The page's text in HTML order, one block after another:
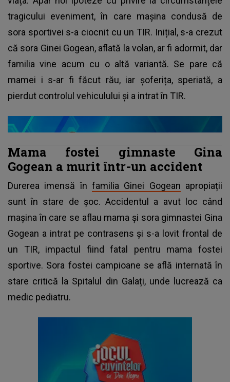
tragicului eveniment, în care mașina condusă de
sora sportivei s-a ciocnit cu un TIR. Inițial, s-a crezut
că sora Ginei Gogean, aflată la volan, ar fi adormit, dar
familia vine acum cu o altă variantă. Se pare că
mamei i s-ar fi făcut rău, iar șoferița, speriată, a
pierdut controlul vehiculului și a intrat în TIR.
Mama fostei gimnaste Gina
Gogean a murit într-un accident
Durerea imensă în familia Ginei Gogean apropiații
sunt în stare de șoc. Accidentul a avut loc când
mașina în care se aflau mama și sora gimnastei Gina
Gogean a intrat pe contrasens și s-a lovit frontal de
un TIR, impactul fiind fatal pentru mama fostei
sportive. Sora fostei campioane se află internată în
stare critică la Spitalul din Galați, unde lucrează ca
medic pediatru.